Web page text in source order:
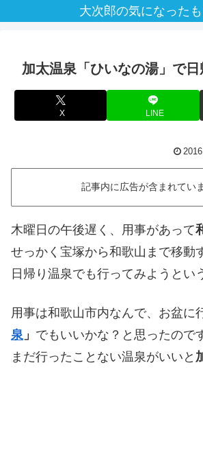
大次郎の気になった
加太温泉「ひいなの湯」で日
X LINE
記事内に広告が含まれていま
木曜日の午後遅く、用事があって
せっかく宝塚から和歌山まで移動
日帰り温泉でも行ってみようとい
用事は和歌山市内なんで、お盆に
泉 」 でもいいかな？と思ったので
まだ行ったことない温泉がいいと